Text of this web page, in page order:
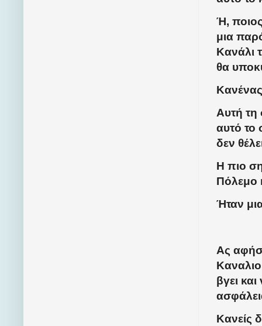
Ή,
μια
Κανάλι
θα
Αυτή τη
αυτό το
δεν
Η πιο
Πόλεμο
Ήταν
Ας
βγει
Κανείς